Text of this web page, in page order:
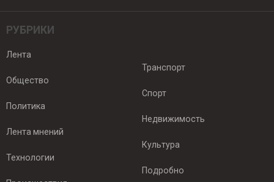
РУБРИКИ
Лента
Общество
Политика
Лента мнений
Технологии
Транспорт
Спорт
Недвижимость
Культура
Подробно